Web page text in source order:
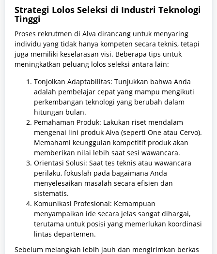
Strategi Lolos Seleksi di Industri Teknologi
Tinggi
Proses rekrutmen di Alva dirancang untuk menyaring
individu yang tidak hanya kompeten secara teknis, tetapi
juga memiliki keselarasan visi. Beberapa tips untuk
meningkatkan peluang lolos seleksi antara lain:
Tonjolkan Adaptabilitas: Tunjukkan bahwa Anda
adalah pembelajar cepat yang mampu mengikuti
perkembangan teknologi yang berubah dalam
hitungan bulan.
Pemahaman Produk: Lakukan riset mendalam
mengenai lini produk Alva (seperti One atau Cervo).
Memahami keunggulan kompetitif produk akan
memberikan nilai lebih saat sesi wawancara.
Orientasi Solusi: Saat tes teknis atau wawancara
perilaku, fokuslah pada bagaimana Anda
menyelesaikan masalah secara efisien dan
sistematis.
Komunikasi Profesional: Kemampuan
menyampaikan ide secara jelas sangat dihargai,
terutama untuk posisi yang memerlukan koordinasi
lintas departemen.
Sebelum melangkah lebih jauh dan mengirimkan berkas